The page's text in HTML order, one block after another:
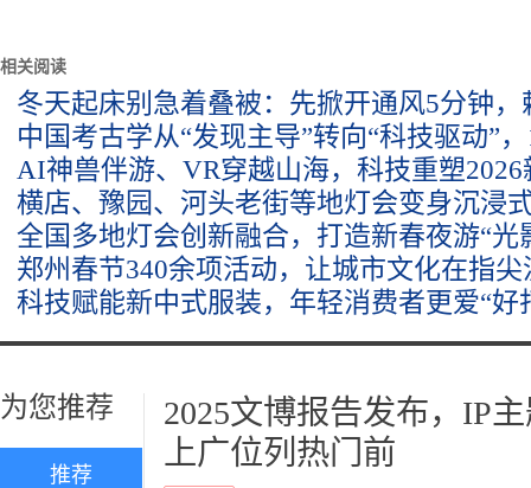
相关阅读
冬天起床别急着叠被：先掀开通风5分钟
中国考古学从“发现主导”转向“科技驱动”
AI神兽伴游、VR穿越山海，科技重塑
横店、豫园、河头老街等地灯会变身沉浸
全国多地灯会创新融合，打造新春夜游“光
郑州春节340余项活动，让城市文化在指尖
科技赋能新中式服装，年轻消费者更爱“好
为您推荐
推荐
2025文博报告发布，IP
上广位列热门前